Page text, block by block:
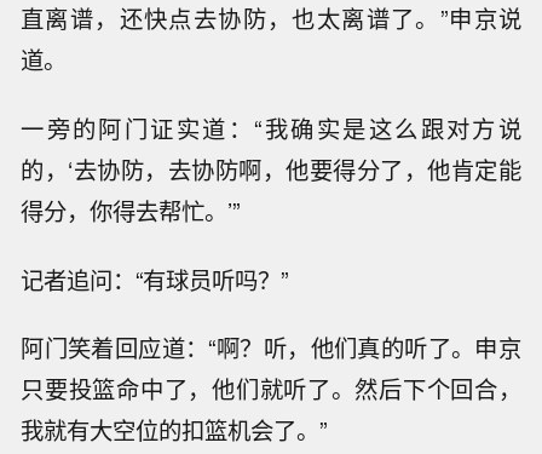
直离谱，还快点去协防，也太离谱了。”申京说
道。
一旁的阿门证实道：“我确实是这么跟对方说
的，‘去协防，去协防啊，他要得分了，他肯定能
得分，你得去帮忙。’”
记者追问：“有球员听吗？”
阿门笑着回应道：“啊？听，他们真的听了。申京
只要投篮命中了，他们就听了。然后下个回合，
我就有大空位的扣篮机会了。”